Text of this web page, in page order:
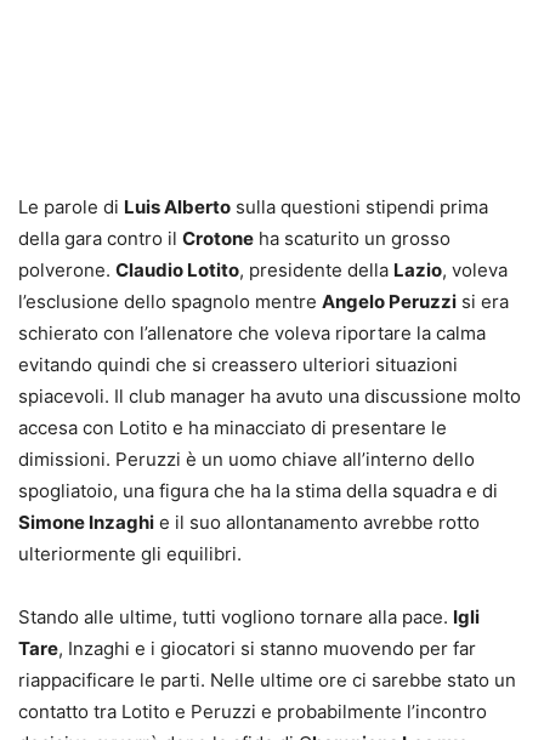
Le parole di Luis Alberto sulla questioni stipendi prima
della gara contro il Crotone ha scaturito un grosso
polverone. Claudio Lotito, presidente della Lazio, voleva
l’esclusione dello spagnolo mentre Angelo Peruzzi si era
schierato con l’allenatore che voleva riportare la calma
evitando quindi che si creassero ulteriori situazioni
spiacevoli. Il club manager ha avuto una discussione molto
accesa con Lotito e ha minacciato di presentare le
dimissioni. Peruzzi è un uomo chiave all’interno dello
spogliatoio, una figura che ha la stima della squadra e di
Simone Inzaghi e il suo allontanamento avrebbe rotto
ulteriormente gli equilibri.
Stando alle ultime, tutti vogliono tornare alla pace. Igli
Tare, Inzaghi e i giocatori si stanno muovendo per far
riappacificare le parti. Nelle ultime ore ci sarebbe stato un
contatto tra Lotito e Peruzzi e probabilmente l’incontro